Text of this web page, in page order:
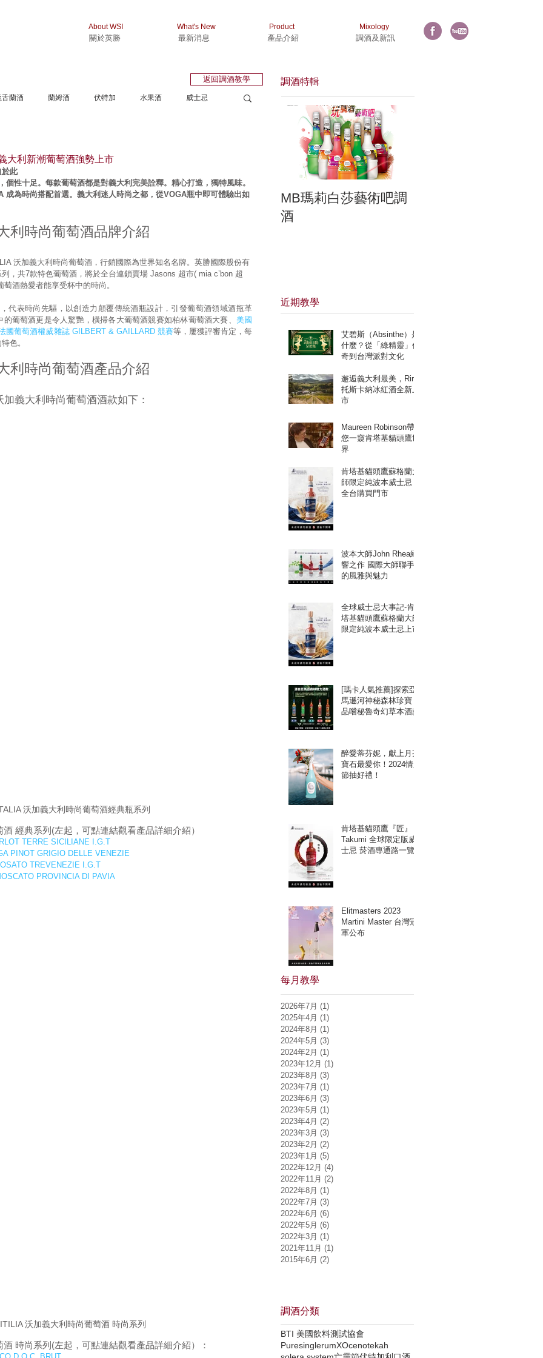
About WSI What's New Product Mixology
關於英勝 最新消息 產品介紹 調酒及新訊
舌蘭酒 蘭姆酒 伏特加 水果酒 威士忌
大利新潮葡萄酒強勢上市
於此
性十足。每款葡萄酒都是對義大利完美詮釋。精心打造，獨特風味。
成為時尚搭配首選。義大利迷人時尚之都，從VOGA瓶中即可體驗出如
利時尚葡萄酒品牌介紹
沃加義大利時尚葡萄酒，行銷國際為世界知名名牌。英勝國際股份有
，共7款特色葡萄酒，將於全台連鎖賣場 Jasons 超市( mia c’bon 超
酒熱愛者能享受杯中的時尚。
代表時尚先驅，以創造力顛覆傳統酒瓶設計，引發葡萄酒領域酒瓶革
葡萄酒更是令人驚艷，橫掃各大葡萄酒競賽如柏林葡萄酒大賽、 美國
國葡萄酒權威雜誌 GILBERT & GAILLARD 競賽等，屢獲評審肯定，每
色。
利時尚葡萄酒產品介紹
義大利時尚葡萄酒酒款如下：
沃加義大利時尚葡萄酒經典瓶系列
經典系列(左起，可點連結觀看產品詳細介紹）
TERRE SICILIANE I.G.T
PINOT GRIGIO DELLE VENEZIE
TREVENEZIE I.G.T
PROVINCIA DI PAVIA
沃加義大利時尚葡萄酒 時尚系列
時尚系列(左起，可點連結觀看產品詳細介紹）：
返回調酒教學 調酒特輯
MB瑪莉白莎藝術吧調
酒
近期教學
艾碧斯（Absinthe）是
什麼？從「綠精靈」傳
奇到台灣派對文化
邂逅義大利最美，Rirò
托斯卡納冰紅酒全新上
市
Maureen Robinson帶
您一窺肯塔基貓頭鷹世
界
肯塔基貓頭鷹蘇格蘭大
師限定純波本威士忌
全台購買門市
波本大師John Rhea絕
響之作 國際大師聯手
的風雅與魅力
全球威士忌大事記-肯
塔基貓頭鷹蘇格蘭大師
限定純波本威士忌上市
[瑪卡人氣推薦]探索亞
馬遜河神秘森林珍寶：
品嚐秘魯奇幻草本酒款
醉愛蒂芬妮，獻上月亮
寶石最愛你！2024情人
節抽好禮！
肯塔基貓頭鷹『匠』
Takumi 全球限定版威
士忌 菸酒專通路一覽
Elitmasters 2023
Martini Master 台灣冠
軍公布
每月教學
2026年7月 (1)
2025年4月 (1)
2024年8月 (1)
2024年5月 (3)
2024年2月 (1)
2023年12月 (1)
2023年8月 (3)
2023年7月 (1)
2023年6月 (3)
2023年5月 (1)
2023年4月 (2)
2023年3月 (3)
2023年2月 (2)
2023年1月 (5)
2022年12月 (4)
2022年11月 (2)
2022年8月 (1)
2022年7月 (3)
2022年6月 (6)
2022年5月 (6)
2022年3月 (1)
2021年11月 (1)
2015年6月 (2)
調酒分類
BTI 美國飲料測試協會
PuresinglerumXOcenotekah